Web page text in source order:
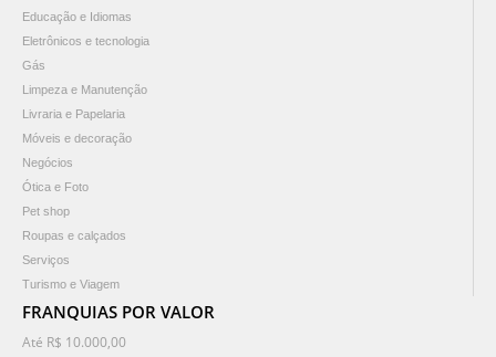
Educação e Idiomas
Eletrônicos e tecnologia
Gás
Limpeza e Manutenção
Livraria e Papelaria
Móveis e decoração
Negócios
Ótica e Foto
Pet shop
Roupas e calçados
Serviços
Turismo e Viagem
FRANQUIAS POR VALOR
Até R$ 10.000,00